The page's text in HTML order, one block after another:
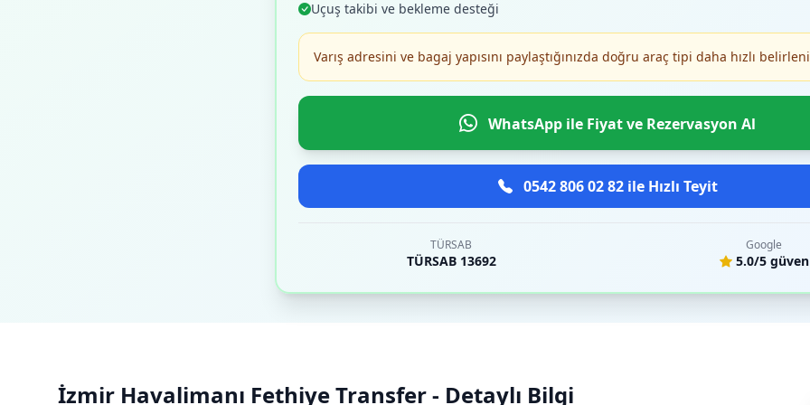
Uçuş takibi ve bekleme desteği
Varış adresini ve bagaj yapısını paylaştığınızda doğru araç tipi daha hızlı
WhatsApp ile Fiyat ve Rezervasyon Al
0542 806 02 82 ile Hızlı Teyit
TÜRSAB
TÜRSAB 13692
Google
5.0/5 güven
İzmir Havalimanı Fethiye Transfer - Detaylı Bilgi